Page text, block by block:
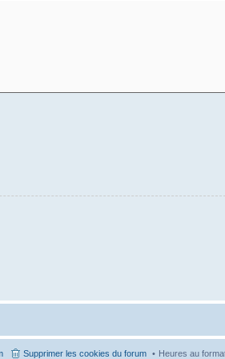
Heures au
Supprimer les cookies du forum